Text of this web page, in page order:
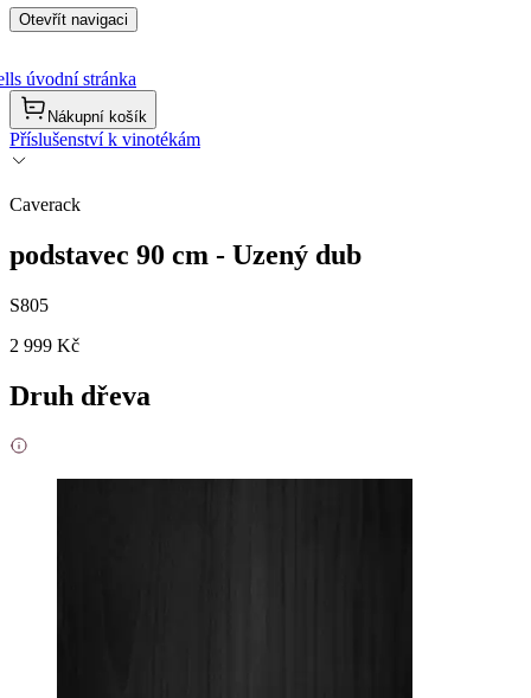
Otevřít navigaci
úvodní stránka
Nákupní košík
Příslušenství k vinotékám
Caverack
podstavec 90 cm - Uzený dub
S805
2 999 Kč
Druh dřeva